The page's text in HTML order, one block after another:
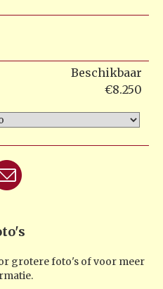
Beschikbaar
€8.250
grotere foto's of voor meer